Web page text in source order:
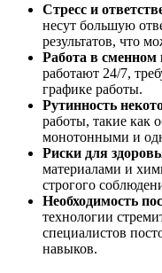
Стресс и
несут большую
результатов, что
Работа в сменном
работают 24/7,
графике работы.
Рутинность
работы, такие как
монотонными и
Риски для
материалами и
строгого
Необходимость
технологии
специалистов
навыков.